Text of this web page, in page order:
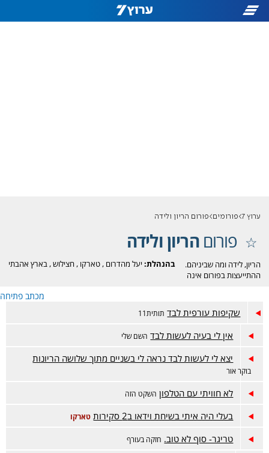
ערוץ 7 פורומים פורום הריון ולידה
פורוםהריון ולידה
בהנהלת: יעל מהדרום ,טארקו ,חצילוש,בארץ אהבתי
הריון, לידה ומה שביניהם.
ההתייעצות בפורום אינה
הפורום דתי, נא לכבד את
רגשות הגולשות בסגנון
לפורום אמהות הפתוח-
מכתב פתיחה
שקיפות עורפית לבד תותית11
אין לי בעיה לעשות לבד השם שלי
יצא לי לעשות לבד נראה לי בשניים מתוך שלושה הריונות
בוקר אור
לא חוויתי עם הטלפון השקט הזה
בעלי היה איתי בשיחת וידאו ב2 סקירות טארקו
טריגר- סוף לא טוב. חזקה בעורף